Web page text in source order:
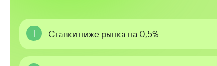
1 Ставки ниже рынка на 0,5%